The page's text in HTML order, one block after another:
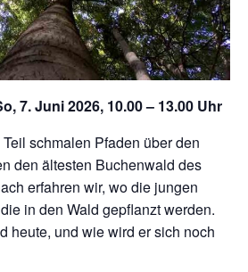
7. Juni 2026, 10.00 – 13.00 Uhr
schmalen Pfaden über den
den ältesten Buchenwald des
erfahren wir, wo die jungen
in den Wald gepflanzt werden.
heute, und wie wird er sich noch